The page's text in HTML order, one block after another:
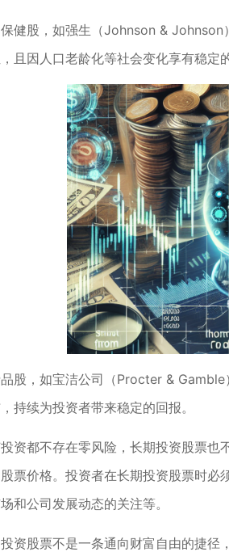
健股，如强生（Johnson &
且因人口老龄化等社会变化享有稳定
股，如宝洁公司（Procter &
持续为投资者带来稳定的回报。
资都不存在零风险，长期投资股票也
票价格。投资者在长期投资股票时必
和公司发展动态的关注等。
资股票不是一条通向财富自由的捷径